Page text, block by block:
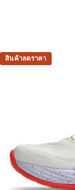
สินค้าลดราคา